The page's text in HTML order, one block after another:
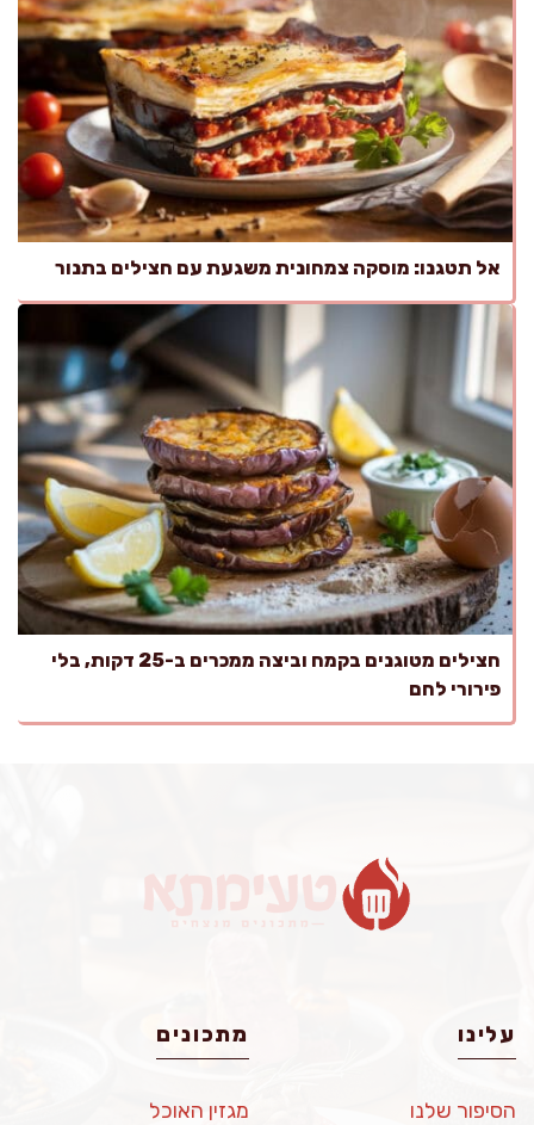
אל תטגנו: מוסקה צמחונית משגעת עם חצילים בתנור
חצילים מטוגנים בקמח וביצה ממכרים ב-25 דקות, בלי
פירורי לחם
עלינו
הסיפור שלנו
מתכונים
מגזין האוכל